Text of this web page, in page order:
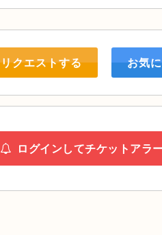
リクエストする お気
ログインしてチケットアラ